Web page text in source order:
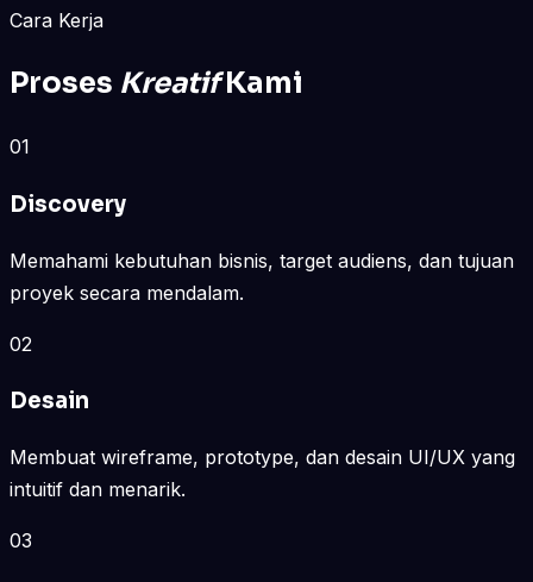
Cara Kerja
Proses KreatifKami
01
Discovery
Memahami kebutuhan bisnis, target audiens, dan tujuan
proyek secara mendalam.
02
Desain
Membuat wireframe, prototype, dan desain UI/UX yang
intuitif dan menarik.
03